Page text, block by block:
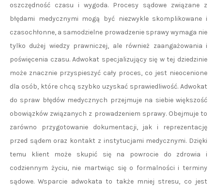
oszczędność czasu i wygoda. Procesy sądowe związane z
błędami medycznymi mogą być niezwykle skomplikowane i
czasochłonne, a samodzielne prowadzenie sprawy wymaga nie
tylko dużej wiedzy prawniczej, ale również zaangażowania i
poświęcenia czasu. Adwokat specjalizujący się w tej dziedzinie
może znacznie przyspieszyć cały proces, co jest nieocenione
dla osób, które chcą szybko uzyskać sprawiedliwość. Adwokat
do spraw błędów medycznych przejmuje na siebie większość
obowiązków związanych z prowadzeniem sprawy. Obejmuje to
zarówno przygotowanie dokumentacji, jak i reprezentację
przed sądem oraz kontakt z instytucjami medycznymi. Dzięki
temu klient może skupić się na powrocie do zdrowia i
codziennym życiu, nie martwiąc się o formalności i terminy
sądowe. Wsparcie adwokata to także mniej stresu, co jest